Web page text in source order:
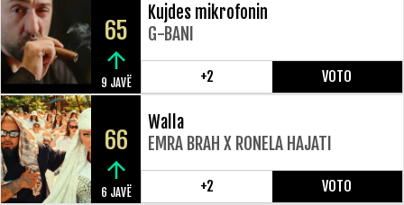
65
9 JAVË
Kujdes mikrofonin
G-BANI
+2 VOTO
66
6 JAVË
Walla
EMRA BRAH X RONELA HAJATI
+2 VOTO